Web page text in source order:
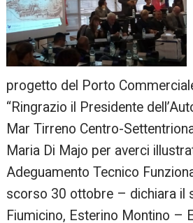
progetto del Porto
“Ringrazio il Presidente
Mar Tirreno Centro-
Maria Di Majo per averci
Adeguamento Tecnico
scorso 30 ottobre – dichiara il
Fiumicino, Esterino Montino –